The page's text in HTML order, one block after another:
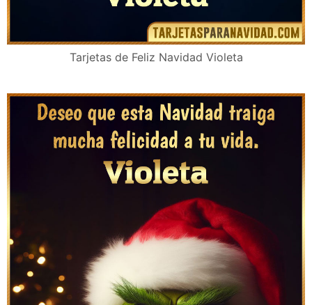
Tarjetas de Feliz Navidad Violeta